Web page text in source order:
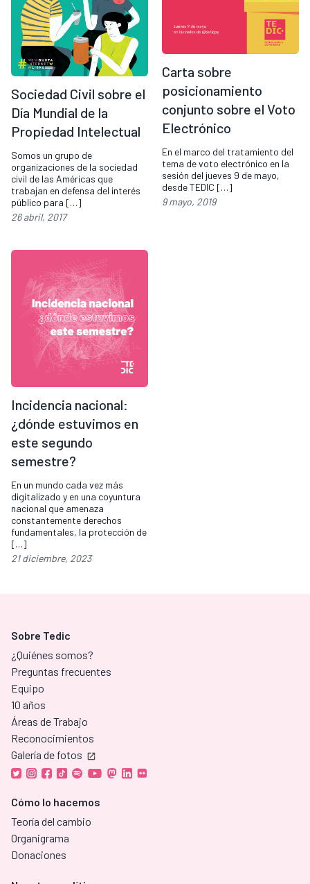
Sociedad Civil sobre el
Día Mundial de la
Propiedad Intelectual
Somos un grupo de
organizaciones de la sociedad
civil de las Américas que
trabajan en defensa del interés
público para […]
26 abril, 2017
Carta sobre
posicionamiento
conjunto sobre el Voto
Electrónico
En el marco del tratamiento del
tema de voto electrónico en la
sesión del jueves 9 de mayo,
desde TEDIC […]
9 mayo, 2019
Incidencia nacional:
¿dónde estuvimos en
este segundo
semestre?
En un mundo cada vez más
digitalizado y en una coyuntura
nacional que amenaza
constantemente derechos
fundamentales, la protección de
[…]
21 diciembre, 2023
Sobre Tedic
¿Quiénes somos?
Preguntas frecuentes
Equipo
10 años
Áreas de Trabajo
Reconocimientos
Galería de fotos
Cómo lo hacemos
Teoría del cambio
Organigrama
Donaciones